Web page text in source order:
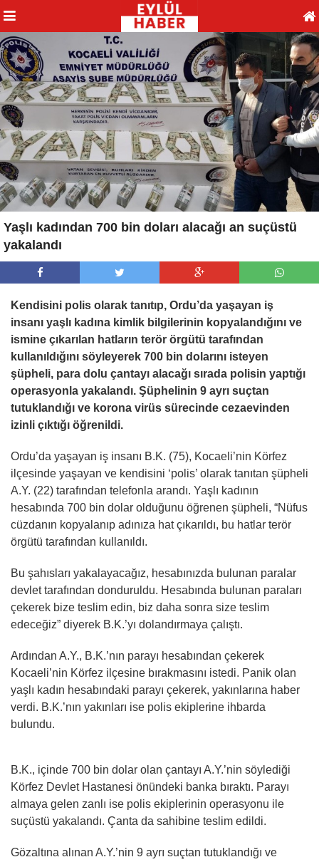
Yaşlı kadından 700 bin doları alacağı an suçüstü
yakalandı
Kendisini polis olarak tanıtıp, Ordu’da yaşayan iş
insanı yaşlı kadına kimlik bilgilerinin kopyalandığını ve
ismine çıkarılan hatların terör örgütü tarafından
kullanıldığını söyleyerek 700 bin dolarını isteyen
şüpheli, para dolu çantayı alacağı sırada polisin yaptığı
operasyonla yakalandı. Şüphelinin 9 ayrı suçtan
tutuklandığı ve korona virüs sürecinde cezaevinden
izinli çıktığı öğrenildi.
Ordu’da yaşayan iş insanı B.K. (75), Kocaeli’nin Körfez
ilçesinde yaşayan ve kendisini ‘polis’ olarak tanıtan şüpheli
A.Y. (22) tarafından telefonla arandı. Yaşlı kadının
hesabında 700 bin dolar olduğunu öğrenen şüpheli, “Nüfus
cüzdanın kopyalanıp adınıza hat çıkarıldı, bu hatlar terör
örgütü tarafından kullanıldı.
Bu şahısları yakalayacağız, hesabınızda bulunan paralar
devlet tarafından donduruldu. Hesabında bulunan paraları
çekerek bize teslim edin, biz daha sonra size teslim
edeceğiz” diyerek B.K.’yı dolandırmaya çalıştı.
Ardından A.Y., B.K.’nın parayı hesabından çekerek
Kocaeli’nin Körfez ilçesine bırakmasını istedi. Panik olan
yaşlı kadın hesabındaki parayı çekerek, yakınlarına haber
verdi. B.K.’nın yakınları ise polis ekiplerine ihbarda
bulundu.
B.K., içinde 700 bin dolar olan çantayı A.Y.’nin söylediği
Körfez Devlet Hastanesi önündeki banka bıraktı. Parayı
almaya gelen zanlı ise polis ekiplerinin operasyonu ile
suçüstü yakalandı. Çanta da sahibine teslim edildi.
Gözaltına alınan A.Y.’nin 9 ayrı suçtan tutuklandığı ve